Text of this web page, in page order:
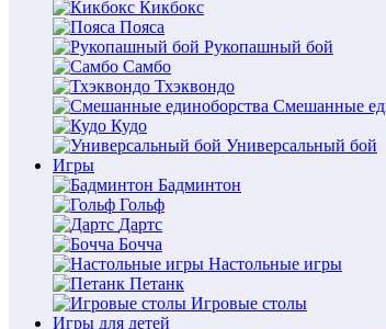
Кикбокс
Пояса
Рукопашный бой
Самбо
Тхэквондо
Смешанные
Кудо
Универсальный бой
Игры
Бадминтон
Гольф
Дартс
Бочча
Настольные игры
Петанк
Игровые столы
Игры для детей